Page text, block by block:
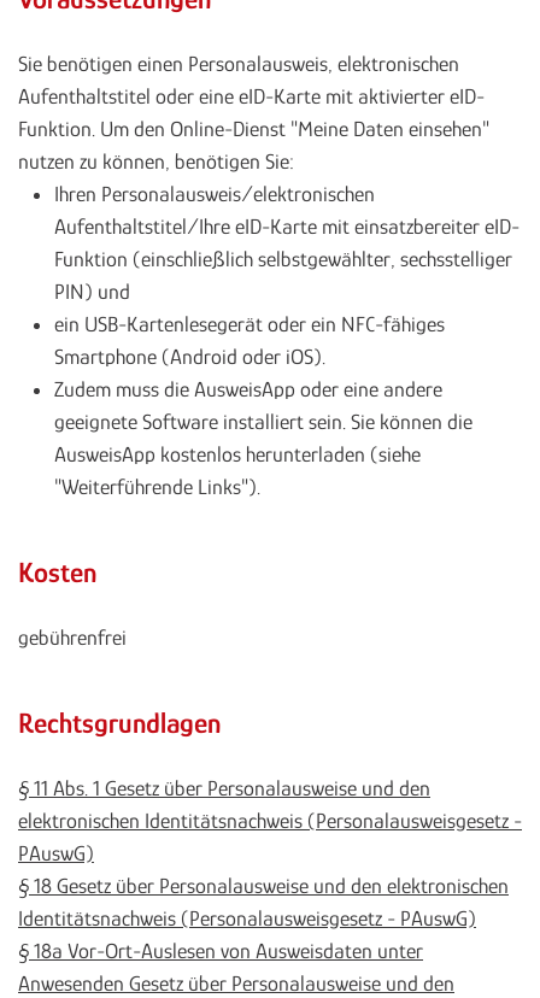
Sie benötigen einen Personalausweis, elektronischen
Aufenthaltstitel oder eine eID-Karte mit aktivierter eID-
Funktion. Um den Online-Dienst "Meine Daten einsehen"
nutzen zu können, benötigen Sie:
Ihren Personalausweis/elektronischen
Aufenthaltstitel/Ihre eID-Karte mit einsatzbereiter eID-
Funktion (einschließlich selbstgewählter, sechsstelliger
PIN) und
ein USB-Kartenlesegerät oder ein NFC-fähiges
Smartphone (Android oder iOS).
Zudem muss die AusweisApp oder eine andere
geeignete Software installiert sein. Sie können die
AusweisApp kostenlos herunterladen (siehe
"Weiterführende Links").
Kosten
gebührenfrei
Rechtsgrundlagen
§ 11 Abs. 1 Gesetz über Personalausweise und den
elektronischen Identitätsnachweis (Personalausweisgesetz -
PAuswG)
§ 18 Gesetz über Personalausweise und den elektronischen
Identitätsnachweis (Personalausweisgesetz - PAuswG)
§ 18a Vor-Ort-Auslesen von Ausweisdaten unter
Anwesenden Gesetz über Personalausweise und den